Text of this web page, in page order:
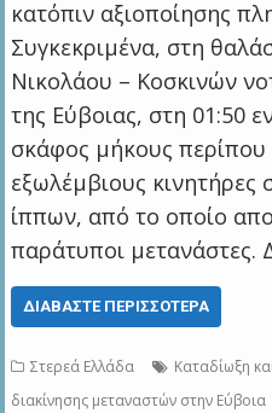
κατόπιν αξιοποίησης
Συγκεκριμένα, στη
Νικολάου – Κοσκινών
της Εύβοιας, στη 01:50
σκάφος μήκους
εξωλέμβιους κινητήρες
ίππων, από το οποίο
παράτυποι μετανάστες.
ΔΙΑΒΆΣΤΕ ΠΕΡΙΣΣΌΤΕΡΑ
Στερεά Ελλάδα
Καταδίωξη
διακίνησης μεταναστών στην Εύβοια